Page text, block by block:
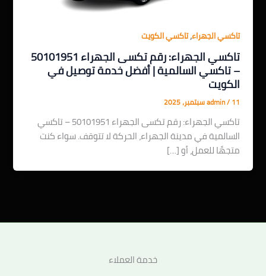
تاكسي الجهراء,تاكسي الكويت
تاكسي الجهراء: رقم تكسى الجهراء 50101951
– تاكسي السالمية | أفضل خدمة توصيل في
الكويت
admin/11 سبتمبر، 2025
تاكسي الجهراء: رقم تكسى الجهراء 50101951 – تاكسي
السالمية في مدينة الجهراء، الحركة لا تتوقف. سواء كنت
متجهًا للعمل، أو […]
خدمة العملاء